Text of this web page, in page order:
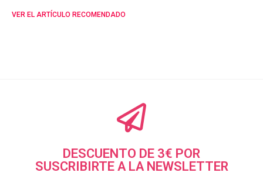
VER EL ARTÍCULO RECOMENDADO
DESCUENTO DE 3€ POR
SUSCRIBIRTE A LA NEWSLETTER